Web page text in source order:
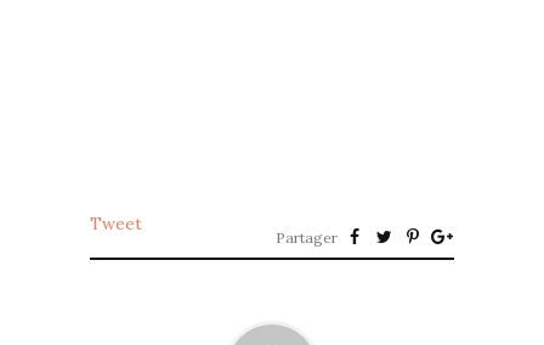
Tweet
Partager